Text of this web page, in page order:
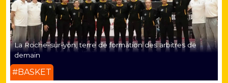
La Roche-sur-yon, terre de formation des arbitres de
demain
#BASKET